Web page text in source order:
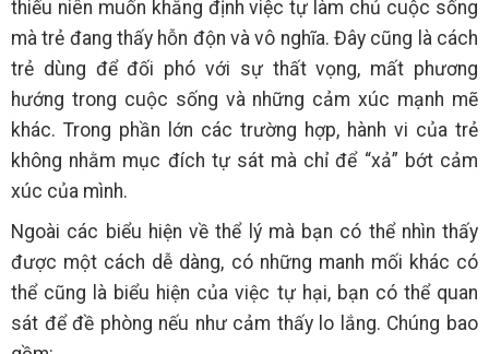
thiếu niên muốn khẳng định việc tự làm chủ cuộc sống
mà trẻ đang thấy hỗn độn và vô nghĩa. Đây cũng là cách
trẻ dùng để đối phó với sự thất vọng, mất phương
hướng trong cuộc sống và những cảm xúc mạnh mẽ
khác. Trong phần lớn các trường hợp, hành vi của trẻ
không nhằm mục đích tự sát mà chỉ để “xả” bớt cảm
xúc của mình.
Ngoài các biểu hiện về thể lý mà bạn có thể nhìn thấy
được một cách dễ dàng, có những manh mối khác có
thể cũng là biểu hiện của việc tự hại, bạn có thể quan
sát để đề phòng nếu như cảm thấy lo lắng. Chúng bao